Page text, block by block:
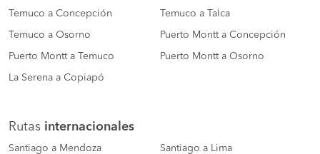
Temuco a Concepción Temuco a Talca
Temuco a Osorno Puerto Montt a Concepción
Puerto Montt a Temuco Puerto Montt a Osorno
La Serena a Copiapó
Rutas internacionales
Santiago a Mendoza Santiago a Lima